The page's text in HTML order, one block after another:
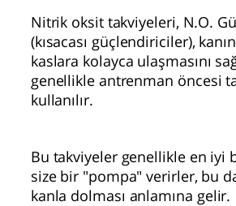
Nitrik oksit takviyeleri, N.O.
(kısacası güçlendiriciler),
kaslara kolayca ulaşmasını
genellikle antrenman öncesi
kullanılır.
Bu takviyeler genellikle en iyi
size bir "pompa" verirler, bu da
kanla dolması anlamına gelir.